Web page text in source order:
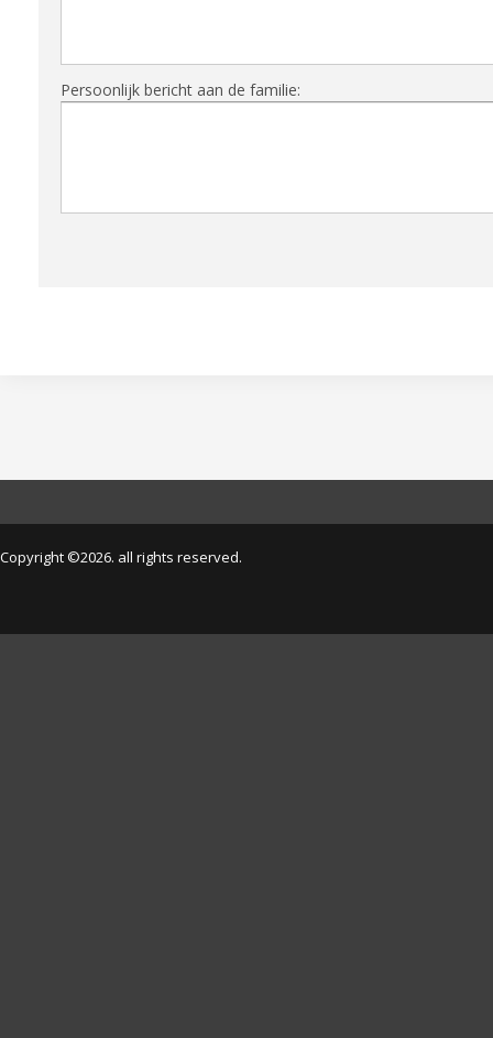
Persoonlijk bericht aan de familie:
Copyright ©2026. all rights reserved.